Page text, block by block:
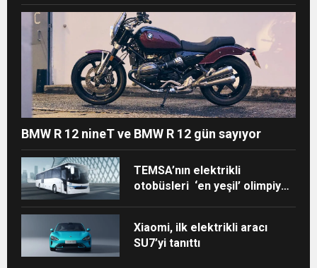
BMW R 12 nineT ve BMW R 12 gün sayıyor
TEMSA’nın elektrikli
otobüsleri ‘en yeşil’ olimpiyat
Xiaomi, ilk elektrikli aracı
SU7’yi tanıttı